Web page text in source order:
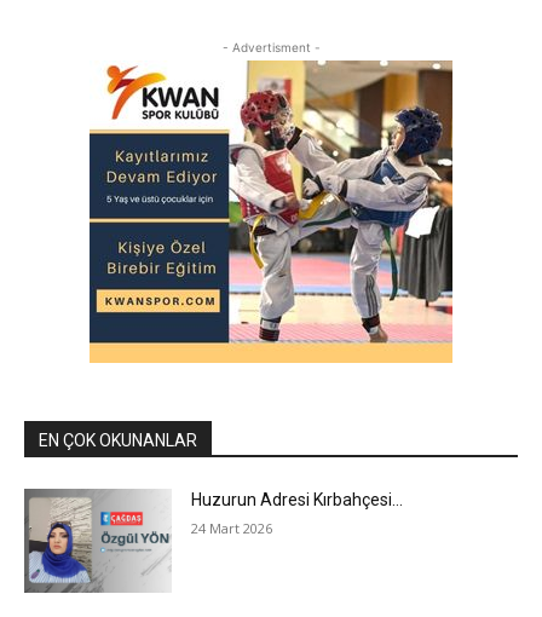
- Advertisment -
EN ÇOK OKUNANLAR
Huzurun Adresi Kırbahçesi…
24 Mart 2026